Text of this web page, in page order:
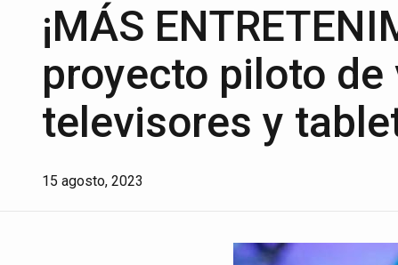
¡MÁS
proyecto piloto
televisores y
15 agosto, 2023